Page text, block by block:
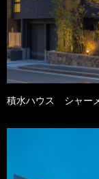
積水ハウス シャー